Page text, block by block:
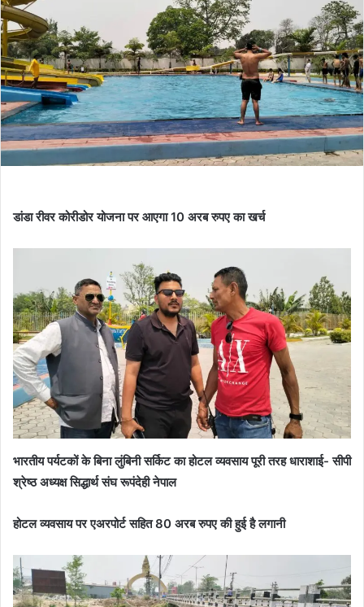
डांडा रीवर कोरीडोर योजना पर आएगा 10 अरब रुपए का खर्च
भारतीय पर्यटकों के बिना लुंबिनी सर्किट का होटल व्यवसाय पूरी तरह धाराशाई- सीपी
श्रेष्ठ अध्यक्ष सिद्धार्थ संघ रूपंदेही नेपाल
होटल व्यवसाय पर एअरपोर्ट सहित 80 अरब रुपए की हुई है लगानी